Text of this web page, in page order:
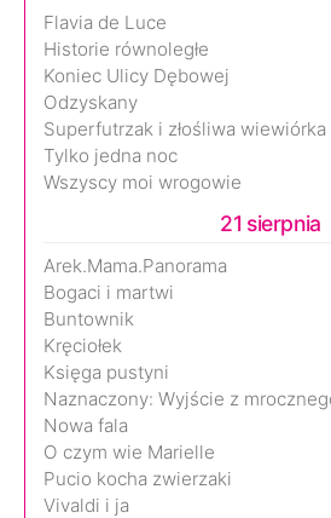
Flavia de Luce
Historie równoległe
Koniec Ulicy Dębowej
Odzyskany
Superfutrzak i złośliwa wiewiórka
Tylko jedna noc
Wszyscy moi wrogowie
21 sierpnia
Arek.Mama.Panorama
Bogaci i martwi
Buntownik
Kręciołek
Księga pustyni
Naznaczony: Wyjście z
Nowa fala
O czym wie Marielle
Pucio kocha zwierzaki
Vivaldi i ja